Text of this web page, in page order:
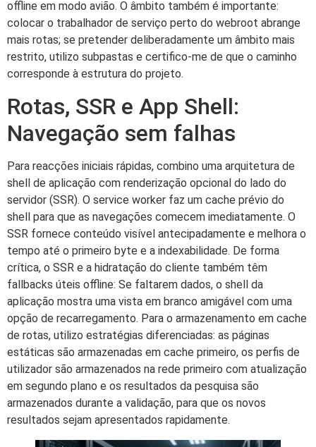
offline em modo avião. O âmbito também é importante:
colocar o trabalhador de serviço perto do webroot abrange
mais rotas; se pretender deliberadamente um âmbito mais
restrito, utilizo subpastas e certifico-me de que o caminho
corresponde à estrutura do projeto.
Rotas, SSR e App Shell:
Navegação sem falhas
Para reacções iniciais rápidas, combino uma arquitetura de
shell de aplicação com renderização opcional do lado do
servidor (SSR). O service worker faz um cache prévio do
shell para que as navegações comecem imediatamente. O
SSR fornece conteúdo visível antecipadamente e melhora o
tempo até o primeiro byte e a indexabilidade. De forma
crítica, o SSR e a hidratação do cliente também têm
fallbacks úteis offline: Se faltarem dados, o shell da
aplicação mostra uma vista em branco amigável com uma
opção de recarregamento. Para o armazenamento em cache
de rotas, utilizo estratégias diferenciadas: as páginas
estáticas são armazenadas em cache primeiro, os perfis de
utilizador são armazenados na rede primeiro com atualização
em segundo plano e os resultados da pesquisa são
armazenados durante a validação, para que os novos
resultados sejam apresentados rapidamente.